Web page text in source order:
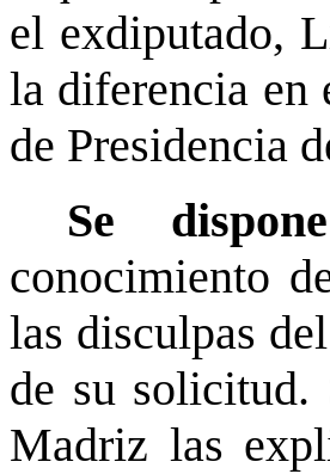
el exdiputado,
la diferencia en
de Presidencia
Se
conocimiento
las disculpas
de su solicitud.
Madriz las